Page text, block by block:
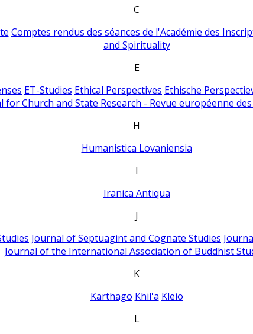
C
Comptes rendus des séances de l'Académie des
and Spirituality
E
ET-Studies Ethical Perspectives Ethische
for Church and State Research - Revue européenne
H
Humanistica Lovaniensia
I
Iranica Antiqua
J
Journal of Septuagint and Cognate Studies
Journal of the International Association of Buddhist
K
Karthago Khil'a Kleio
L